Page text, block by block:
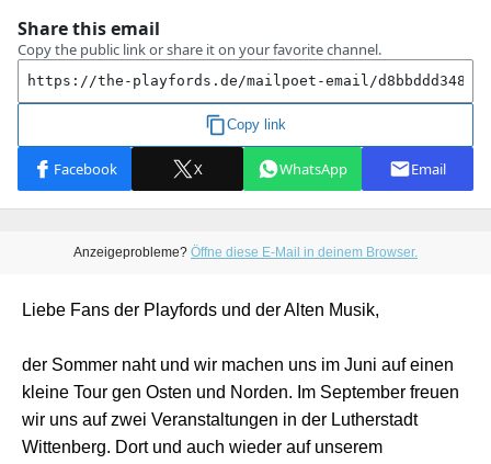
Anzeigeprobleme? Öffne diese E-Mail in deinem Browser.
Liebe Fans der Playfords und der Alten Musik,
der Sommer naht und wir machen uns im Juni auf einen
kleine Tour gen Osten und Norden. Im September freuen
wir uns auf zwei Veranstaltungen in der Lutherstadt
Wittenberg. Dort und auch wieder auf unserem